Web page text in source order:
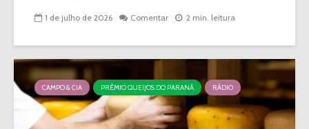
1 de julho de 2026 Comentar 2 min. leitura
CAMPO & CIA PRÊMIO QUEIJOS DO PARANÁ RÁDIO